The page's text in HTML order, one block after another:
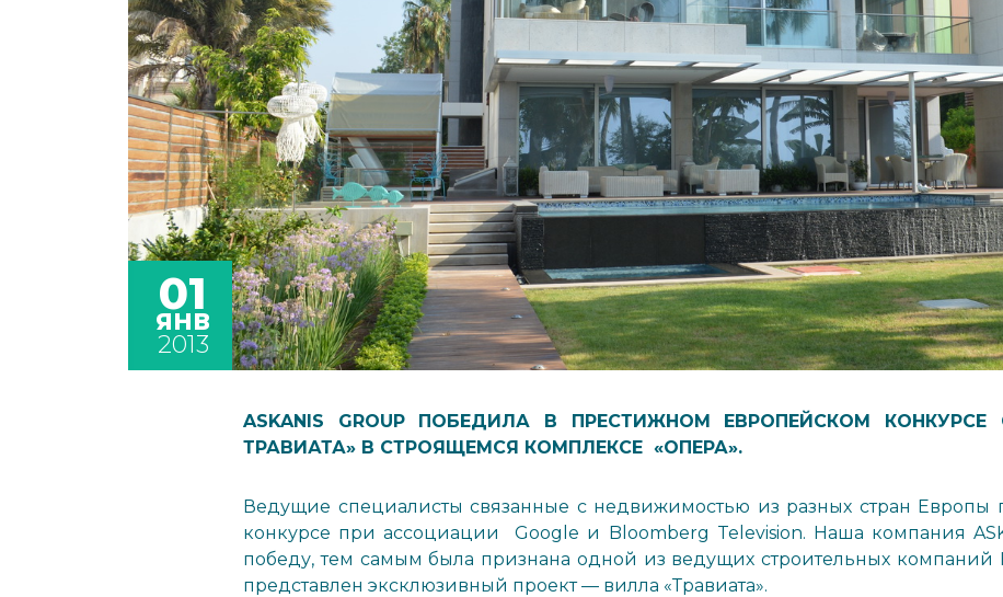
01
ЯНВ
2013
ASKANIS GROUP ПОБЕДИЛА В ПРЕСТИЖНОМ ЕВРОПЕЙСКОМ
ТРАВИАТА» В СТРОЯЩЕМСЯ КОМПЛЕКСЕ «ОПЕРА».
Ведущие специалисты связанные с недвижимостью из разных стран Европы
конкурсе при ассоциации Google и Bloomberg Television. Наша компания
победу, тем самым была признана одной из ведущих строительных компаний
представлен эксклюзивный проект — вилла «Травиата».